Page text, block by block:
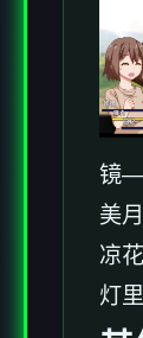
镜
美
凉
灯里